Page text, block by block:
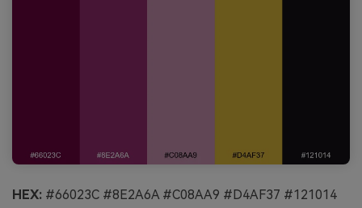
HEX: #66023C #8E2A6A #C08AA9 #D4AF37 #121014